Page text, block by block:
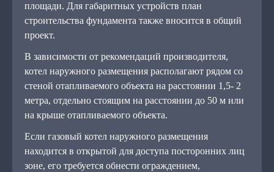
площади. Для габаритных устройств план
строительства фундамента также вносится в общий
проект.
В зависимости от рекомендаций производителя,
котел наружного размещения располагают рядом со
стеной отапливаемого объекта на расстоянии 1,5- 2
метра, отдельно стоящим на расстоянии до 50 м или
на крыше отапливаемого объекта.
Если газовый котел наружного размещения
находится в открытой для доступа посторонних лиц
зоне, его требуется обнести ограждением,